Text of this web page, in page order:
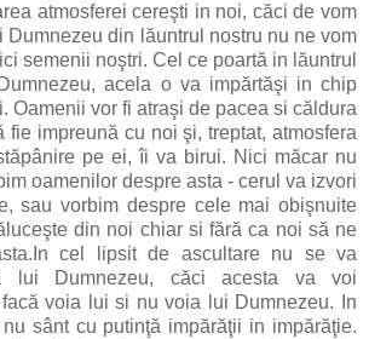
atmosferei cereşti in noi, căci de vom
Dumnezeu din lăuntrul nostru nu ne vom
semenii noştri. Cel ce poartă in lăuntrul
acela o va impărtăşi in chip
Oamenii vor fi atraşi de pacea si căldura
fie impreună cu noi şi, treptat, atmosfera
pe ei, îi va birui. Nici măcar nu
oamenilor despre asta - cerul va izvori
sau vorbim despre cele mai obişnuite
din noi chiar si fără ca noi să ne
cel lipsit de ascultare nu se va
lui Dumnezeu, căci acesta va voi
voia lui si nu voia lui Dumnezeu. In
sânt cu putinţă impărăţii in impărăţie.